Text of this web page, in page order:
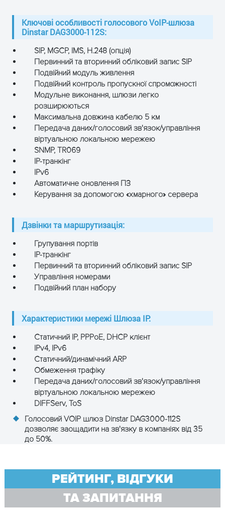
Ключові особливості голосового VoIP-шлюза
Dinstar DAG3000-112S:
SIP, MGCP, IMS, H.248 (опція)
Первинний та вторинний обліковий запис SIP
Подвійний модуль живлення
Подвійний контроль пропускної спроможності
Модульне виконання, шлюзи легко
розширюються
Максимальна довжина кабелю 5 км
Передача даних/голосовий зв'язок/управління
віртуальною локальною мережею
SNMP, TR069
IP-транкінг
IPv6
Автоматичне оновлення ПЗ
Керування за допомогою «хмарного» сервера
Дзвінки та маршрутизація:
Групування портів
IP-транкінг
Первинний та вторинний обліковий запис SIP
Управління номерами
Подвійний план набору
Характеристики мережі Шлюза IP:
Статичний IP, PPPoE, DHCP клієнт
IPv4, IPv6
Статичний/динамічний ARP
Обмеження трафіку
Передача даних/голосовий зв'язок/управління
віртуальною локальною мережею
DIFFServ, ToS
Голосовий VOIP шлюз Dinstar DAG3000-112S
дозволяє заощадити на зв'язку в компаніях від 35
до 50%.
ОТРИМАТИ КОНСУЛЬТАЦІЮ
РЕЙТИНГ, ВІДГУКИ
ТА ЗАПИТАННЯ